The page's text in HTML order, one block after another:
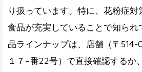
り扱っています。特に、花粉症
食品が充実していることで知られ
品ラインナップは、店舗（〒
１７−番22号）で直接確認するか